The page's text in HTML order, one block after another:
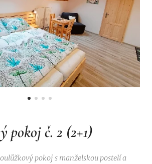
pokoj č. 2 (2+1)
pokoj s manželskou postelí a